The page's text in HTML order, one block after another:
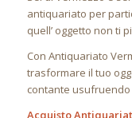
antiquariato per
quell’ oggetto non ti
Con Antiquariato
trasformare il tuo
contante
Acquisto